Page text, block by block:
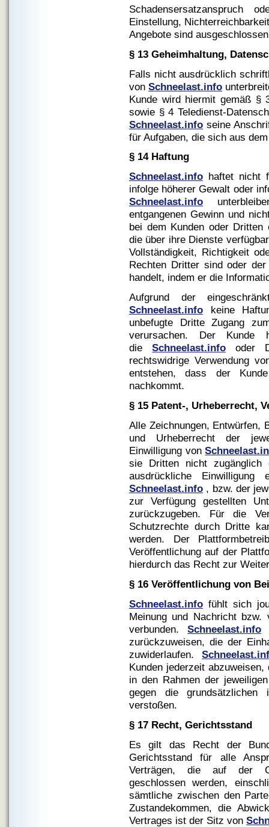
Schadensersatzanspruch
Einstellung,
Angebote sind
§ 13 Geheimhaltung,
Falls nicht ausdrücklich
vonSchneelast.info
Kunde wird hiermit gemäß §
sowie § 4 Teledienst-
Schneelast.info seine
für Aufgaben, die sich aus
§ 14 Haftung
Schneelast.info haftet nicht
infolge höherer Gewalt oder
Schneelast.info
entgangenen Gewinn und
bei dem Kunden oder
die über ihre Dienste
Vollständigkeit, Richtigkeit
Rechten Dritter sind oder
handelt, indem er die
Aufgrund der
Schneelast.info keine
unbefugte Dritte Zugang
verursachen. Der
dieSchneelast.info oder
rechtswidrige Verwendung
entstehen, dass der
nachkommt.
§ 15 Patent-, Urheberrecht,
Alle Zeichnungen, Entwürfen,
und Urheberrecht der
Einwilligung von
sie Dritten nicht zugänglich
ausdrückliche Einwilligung
Schneelast.info , bzw. der
zur Verfügung gestellten
zurückzugeben. Für die
Schutzrechte durch Dritte
werden. Der
Veröffentlichung auf der
hierdurch das Recht zur
§ 16 Veröffentlichung von
Schneelast.info fühlt sich
Meinung und Nachricht bzw.
verbunden.Schneelast.info
zurückzuweisen, die der
zuwiderlaufen.
Kunden jederzeit
in den Rahmen der
gegen die
verstoßen.
§ 17 Recht, Gerichtsstand
Es gilt das Recht der
Gerichtsstand für alle
Verträgen, die auf der
geschlossen werden,
sämtliche zwischen den
Zustandekommen, die
Vertrages ist der Sitz von